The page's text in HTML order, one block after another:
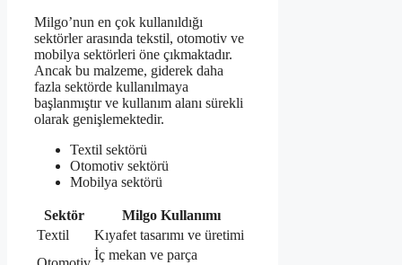
Milgo’nun en çok kullanıldığı
sektörler arasında tekstil, otomotiv ve
mobilya sektörleri öne çıkmaktadır.
Ancak bu malzeme, giderek daha
fazla sektörde kullanılmaya
başlanmıştır ve kullanım alanı sürekli
olarak genişlemektedir.
Textil sektörü
Otomotiv sektörü
Mobilya sektörü
Sektör
Milgo Kullanımı
Textil
Kıyafet tasarımı ve üretimi
İç mekan ve parça